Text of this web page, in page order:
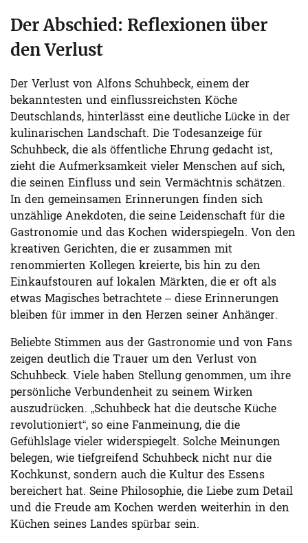
Der Abschied: Reflexionen über
den Verlust
Der Verlust von Alfons Schuhbeck, einem der
bekanntesten und einflussreichsten Köche
Deutschlands, hinterlässt eine deutliche Lücke in der
kulinarischen Landschaft. Die Todesanzeige für
Schuhbeck, die als öffentliche Ehrung gedacht ist,
zieht die Aufmerksamkeit vieler Menschen auf sich,
die seinen Einfluss und sein Vermächtnis schätzen.
In den gemeinsamen Erinnerungen finden sich
unzählige Anekdoten, die seine Leidenschaft für die
Gastronomie und das Kochen widerspiegeln. Von den
kreativen Gerichten, die er zusammen mit
renommierten Kollegen kreierte, bis hin zu den
Einkaufstouren auf lokalen Märkten, die er oft als
etwas Magisches betrachtete – diese Erinnerungen
bleiben für immer in den Herzen seiner Anhänger.
Beliebte Stimmen aus der Gastronomie und von Fans
zeigen deutlich die Trauer um den Verlust von
Schuhbeck. Viele haben Stellung genommen, um ihre
persönliche Verbundenheit zu seinem Wirken
auszudrücken. „Schuhbeck hat die deutsche Küche
revolutioniert“, so eine Fanmeinung, die die
Gefühlslage vieler widerspiegelt. Solche Meinungen
belegen, wie tiefgreifend Schuhbeck nicht nur die
Kochkunst, sondern auch die Kultur des Essens
bereichert hat. Seine Philosophie, die Liebe zum Detail
und die Freude am Kochen werden weiterhin in den
Küchen seines Landes spürbar sein.